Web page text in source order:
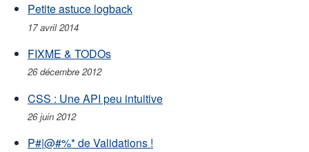
Petite astuce logback
17 avril 2014
FIXME & TODOs
26 décembre 2012
CSS : Une API peu intuitive
26 juin 2012
P#|@#%* de Validations !